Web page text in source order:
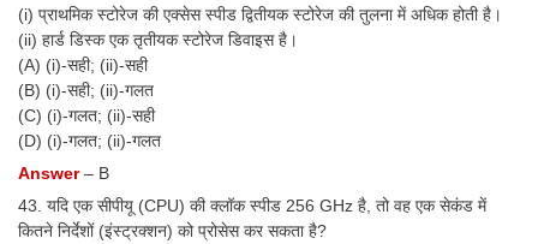
(i) प्राथमिक स्टोरेज की एक्सेस स्पीड द्वितीयक स्टोरेज की तुलना में अधिक होती है।
(ii) हार्ड डिस्क एक तृतीयक स्टोरेज डिवाइस है।
(A) (i)-सही; (ii)-सही
(B) (i)-सही; (ii)-गलत
(C) (i)-गलत; (ii)-सही
(D) (i)-गलत; (ii)-गलत
Answer– B
43. यदि एक सीपीयू (CPU) की क्लॉक स्पीड 256 GHz है, तो वह एक सेकंड में
कितने निर्देशों (इंस्ट्रक्शन) को प्रोसेस कर सकता है?